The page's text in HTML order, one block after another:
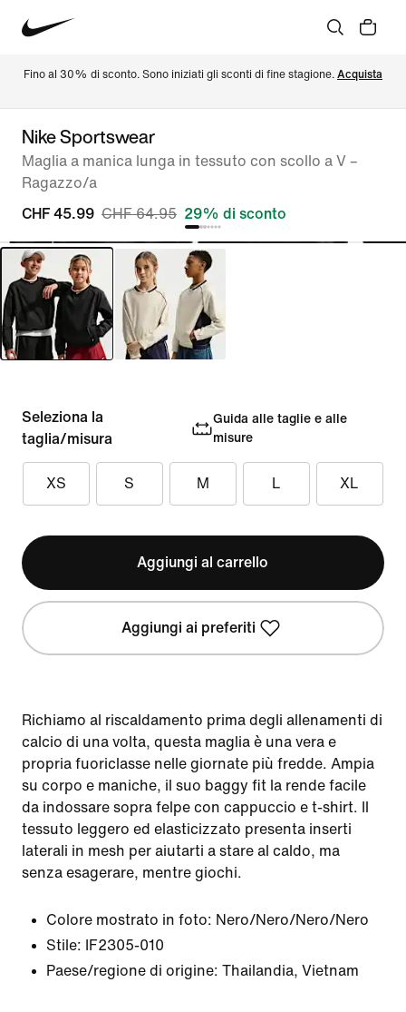
Fino al 30% di sconto. Sono iniziati gli sconti di fine stagione. Acquista
Nike Sportswear
Maglia a manica lunga in tessuto con scollo a V –
Ragazzo/a
CHF 45.99 CHF 64.95 29% di sconto
Seleziona la
taglia/misura
Guida alle taglie e alle
misure
XS S M L XL
Aggiungi al carrello
Aggiungi ai preferiti
Richiamo al riscaldamento prima degli allenamenti di
calcio di una volta, questa maglia è una vera e
propria fuoriclasse nelle giornate più fredde. Ampia
su corpo e maniche, il suo baggy fit la rende facile
da indossare sopra felpe con cappuccio e t-shirt. Il
tessuto leggero ed elasticizzato presenta inserti
laterali in mesh per aiutarti a stare al caldo, ma
senza esagerare, mentre giochi.
Colore mostrato in foto: Nero/Nero/Nero/Nero
Stile:
IF2305-010
Paese/regione di origine: Thailandia, Vietnam